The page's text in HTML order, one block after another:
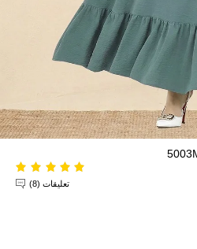
تعليقات (8)